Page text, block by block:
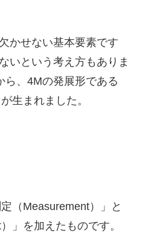
かせない基本要素です
いという考え方もありま
ら、4Mの発展形である
生まれました。
（Measurement）」と
」を加えたものです。